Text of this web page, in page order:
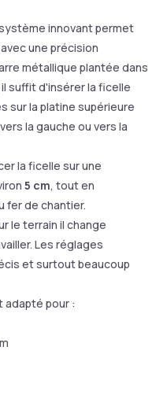
innovant permet
une précision
métallique plantée dans
suffit d'insérer la ficelle
sur la platine supérieure
la gauche ou vers la
la ficelle sur une
5 cm, tout en
fer de chantier.
le terrain il change
Les réglages
et surtout beaucoup
pour :